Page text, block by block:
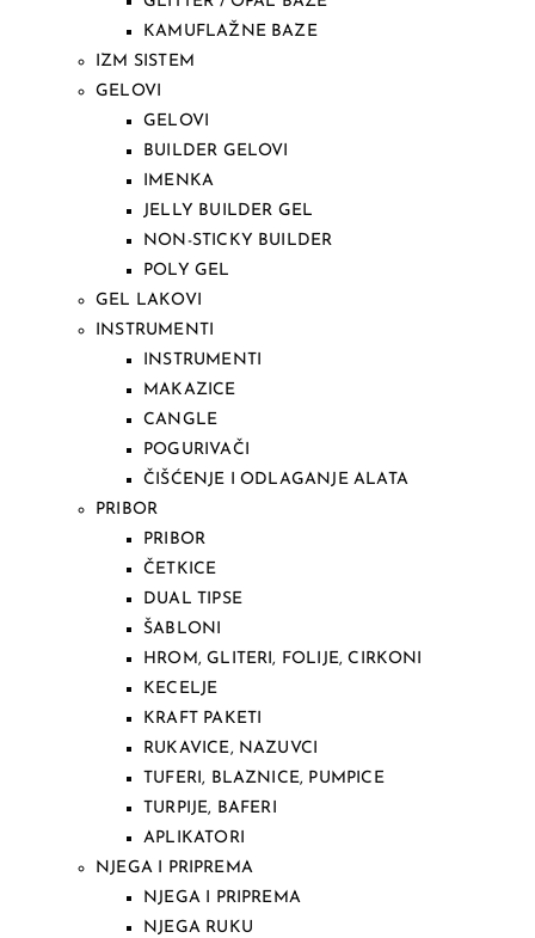
KAMUFLAŽNE BAZE
IZM SISTEM
GELOVI
GELOVI
BUILDER GELOVI
IMENKA
JELLY BUILDER GEL
NON-STICKY BUILDER
POLY GEL
GEL LAKOVI
INSTRUMENTI
INSTRUMENTI
MAKAZICE
CANGLE
POGURIVAČI
ČIŠĆENJE I ODLAGANJE ALATA
PRIBOR
PRIBOR
ČETKICE
DUAL TIPSE
ŠABLONI
HROM, GLITERI, FOLIJE, CIRKONI
KECELJE
KRAFT PAKETI
RUKAVICE, NAZUVCI
TUFERI, BLAZNICE, PUMPICE
TURPIJE, BAFERI
APLIKATORI
NJEGA I PRIPREMA
NJEGA I PRIPREMA
NJEGA RUKU